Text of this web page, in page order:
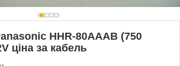
HHR-80AAAB (750
ціна за кабель